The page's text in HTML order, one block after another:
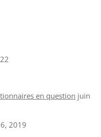
en question juin
2019